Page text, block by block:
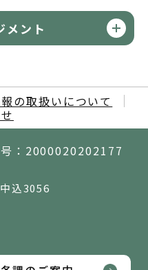
メント
の取扱いについて
：2000020202177
込3056